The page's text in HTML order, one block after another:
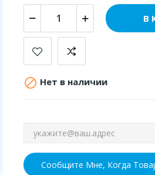
В
 Нет в наличии
Сообщите Мне, Когда